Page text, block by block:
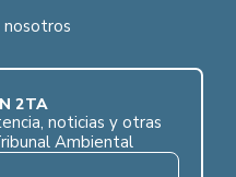
nosotros
2TA
noticias y otras
Ambiental